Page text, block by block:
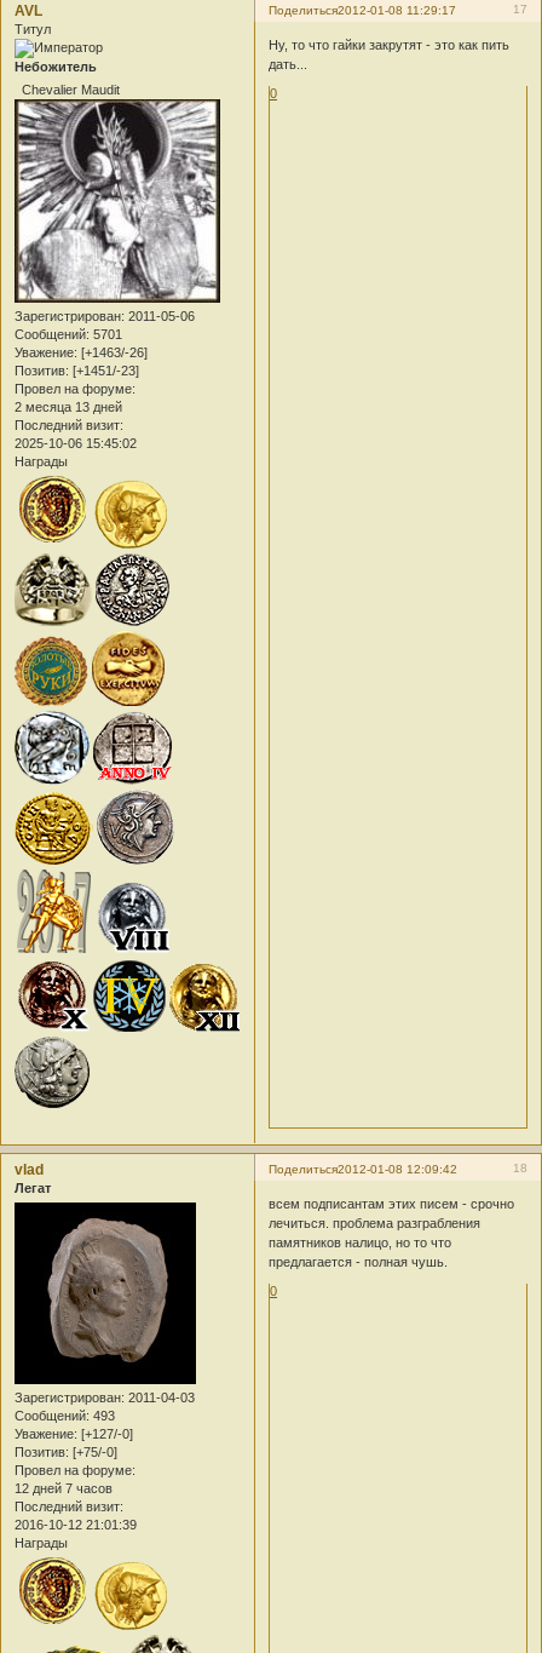
Поделиться 17
2012-01-08 11:29:17
AVL
Титул
Небожитель
Chevalier Maudit
Зарегистрирован: 2011-05-06
Сообщений: 5701
Уважение: [+1463/-26]
Позитив: [+1451/-23]
Провел на форуме:
2 месяца 13 дней
Последний визит:
2025-10-06 15:45:02
Награды
Ну, то что гайки закрутят - это как пить
дать...
0
Поделиться 18
2012-01-08 12:09:42
vlad
Легат
Зарегистрирован: 2011-04-03
Сообщений: 493
Уважение: [+127/-0]
Позитив: [+75/-0]
Провел на форуме:
12 дней 7 часов
Последний визит:
2016-10-12 21:01:39
Награды
всем подписантам этих писем - срочно
лечиться. проблема разграбления
памятников налицо, но то что
предлагается - полная чушь.
0